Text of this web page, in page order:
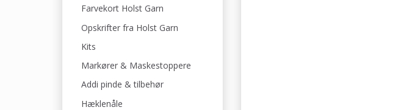
Farvekort Holst Garn
Opskrifter fra Holst Garn
Kits
Markører & Maskestoppere
Addi pinde & tilbehør
Hæklenåle